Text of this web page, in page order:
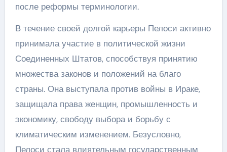
после реформы терминологии.
В течение своей долгой карьеры Пелоси активно
принимала участие в политической жизни
Соединенных Штатов, способствуя принятию
множества законов и положений на благо
страны. Она выступала против войны в Ираке,
защищала права женщин, промышленность и
экономику, свободу выбора и борьбу с
климатическим изменением. Безусловно,
Пелоси стала влиятельным государственным